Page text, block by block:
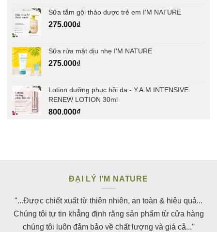
Sữa tắm gội thảo dược trẻ em I'M NATURE
275.000₫
Sữa rửa mặt dịu nhẹ I'M NATURE
275.000₫
Lotion dưỡng phục hồi da - Y.A.M INTENSIVE
RENEW LOTION 30ml
800.000₫
ĐẠI LÝ I'M NATURE
"...Được chiết xuất từ thiên nhiên, an toàn & hiệu quả...
Chúng tôi tự tin khẳng định rằng sản phẩm từ cửa hàng
chúng tôi luôn đảm bảo về chất lượng và giá cả..."